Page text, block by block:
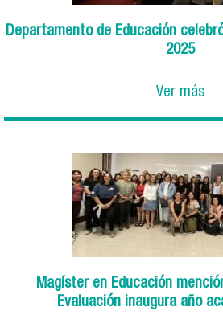
Departamento de Educación
2025
Ver más
Magíster en Educación
Evaluación inaugura año